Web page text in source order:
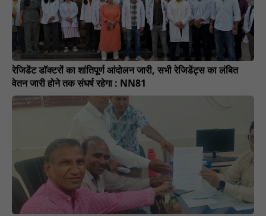
रेजिडेंट डॉक्टरों का शांतिपूर्ण आंदोलन जारी, सभी रेजिडेंट्स का लंबित
वेतन जारी होने तक संघर्ष रहेगा : NN81